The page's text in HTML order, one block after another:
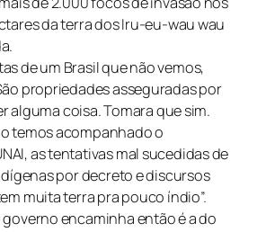
da terra dos Iru-eu-wau wau
de um Brasil que não vemos,
propriedades asseguradas por
alguma coisa. Tomara que sim.
temos acompanhado o
as tentativas mal sucedidas de
por decreto e discursos
muita terra pra pouco índio”.
encaminha então é a do